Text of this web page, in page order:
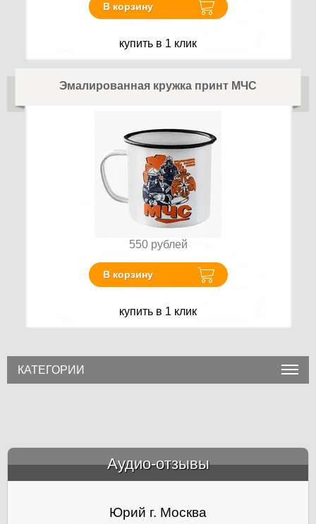
В корзину
купить в 1 клик
Эмалированная кружка принт МЧС
550 рублей
В корзину
купить в 1 клик
КАТЕГОРИИ
Аудио-отзывы
Юрий г. Москва